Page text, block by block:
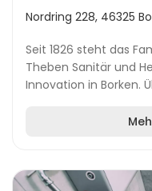
Nordring 228, 46325
Seit 1826 steht das
Theben Sanitär und
Innovation in Borken.